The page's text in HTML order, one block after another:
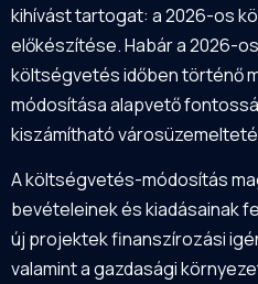
kihívást tartogat: a 2026-os
előkészítése. Habár a 2026-
költségvetés időben történő
módosítása alapvető
kiszámítható
A költségvetés-módosítás
bevételeinek és kiadásainak
új projektek finanszírozási
valamint a gazdasági